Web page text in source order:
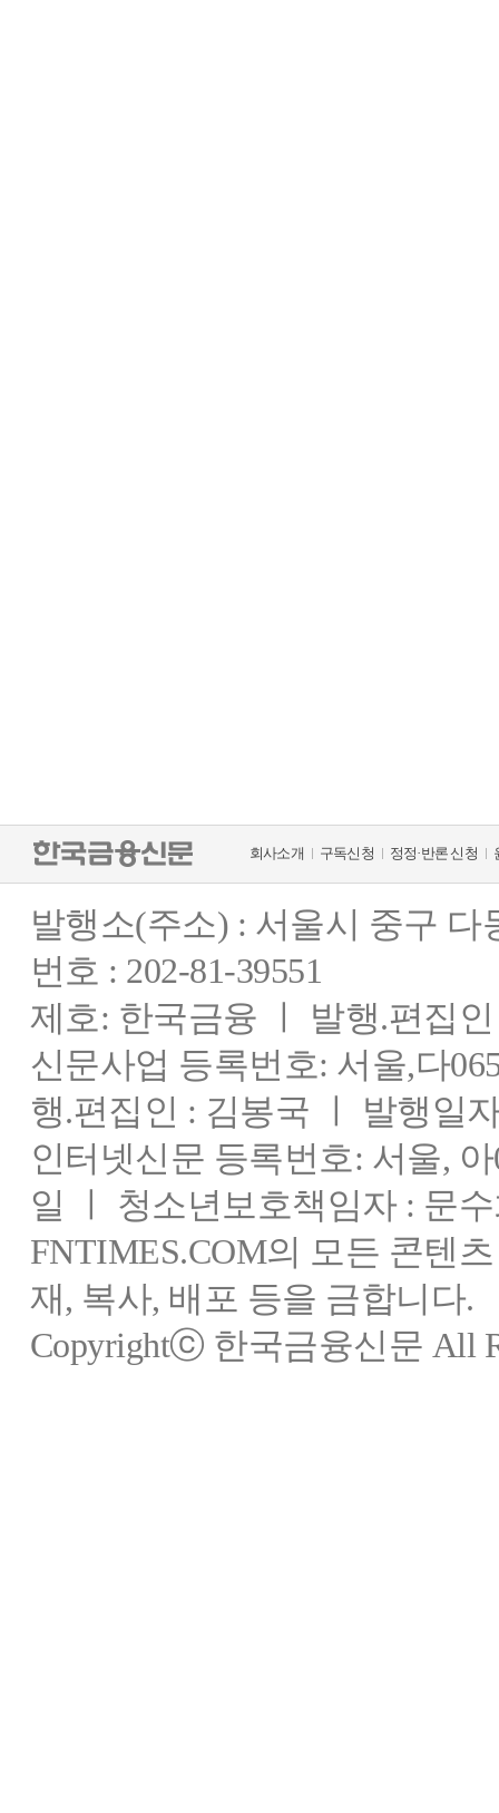
회사소개 구독신청 정정·반론 신청
발행소(주소) : 서울시 중구
번호 : 202-81-39551
제호: 한국금융 ㅣ 발행.편집
신문사업 등록번호: 서울,다
행.편집인 : 김봉국 ㅣ 발행일
인터넷신문 등록번호: 서울,
일 ㅣ 청소년보호책임자 : 문
FNTIMES.COM의 모든 콘텐
재, 복사, 배포 등을 금합니다.
Copyrightⓒ 한국금융신문 All